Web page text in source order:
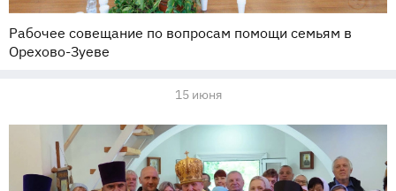
Рабочее совещание по вопросам помощи семьям в
Орехово-Зуеве
15 июня